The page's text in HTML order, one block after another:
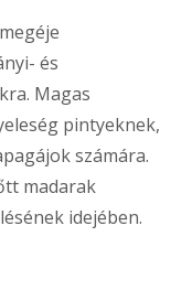
és
Magas
pintyeknek,
számára.
madarak
idejében.